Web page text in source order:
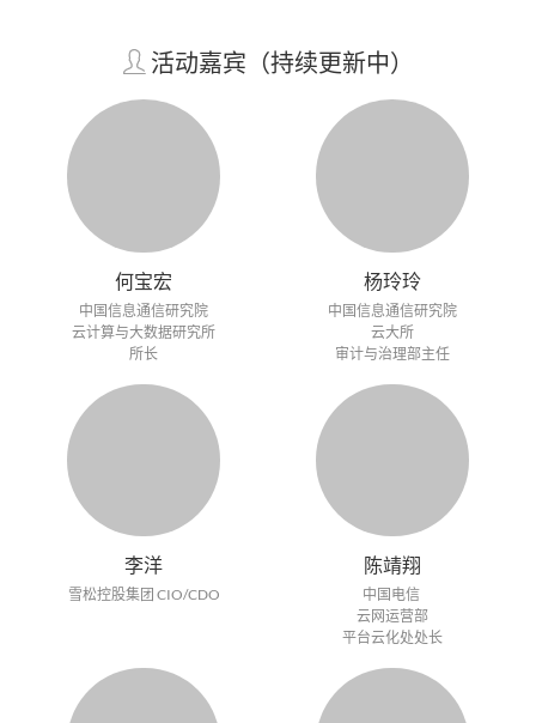
活动嘉宾（持续更新中）
何宝宏
中国信息通信研究院
云计算与大数据研究所
所长
杨玲玲
中国信息通信研究院
云大所
审计与治理部主任
李洋
雪松控股集团 CIO/CDO
陈靖翔
中国电信
云网运营部
平台云化处处长